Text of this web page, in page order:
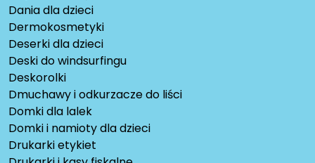
Dania dla dzieci
Dermokosmetyki
Deserki dla dzieci
Deski do windsurfingu
Deskorolki
Dmuchawy i odkurzacze do liści
Domki dla lalek
Domki i namioty dla dzieci
Drukarki etykiet